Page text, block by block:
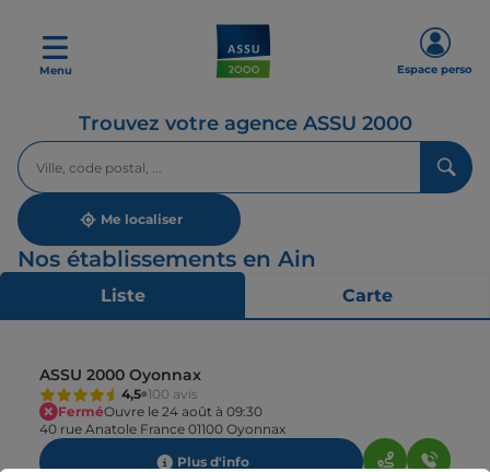
Menu Espace perso
Trouvez votre agence ASSU 2000
Veuillez
renseigner
une
adresse
Me localiser
Nos établissements en Ain
Liste Carte
ASSU 2000 Oyonnax
4,5 100 avis
FerméOuvre le 24 août à 09:30
40 rue Anatole France 01100 Oyonnax
Plus d'info